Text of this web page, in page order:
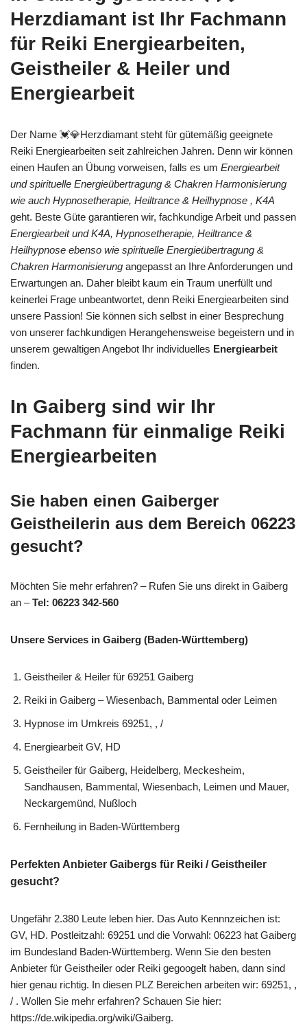
Herzdiamant ist Ihr Fachmann
für Reiki Energiearbeiten,
Geistheiler & Heiler und
Energiearbeit
Der Name 💓️💎Herzdiamant steht für gütemäßig geeignete
Reiki Energiearbeiten seit zahlreichen Jahren. Denn wir können
einen Haufen an Übung vorweisen, falls es um Energiearbeit
und spirituelle Energieübertragung & Chakren Harmonisierung
wie auch Hypnosetherapie, Heiltrance & Heilhypnose , K4A
geht. Beste Güte garantieren wir, fachkundige Arbeit und passen
Energiearbeit und K4A, Hypnosetherapie, Heiltrance &
Heilhypnose ebenso wie spirituelle Energieübertragung &
Chakren Harmonisierung angepasst an Ihre Anforderungen und
Erwartungen an. Daher bleibt kaum ein Traum unerfüllt und
keinerlei Frage unbeantwortet, denn Reiki Energiearbeiten sind
unsere Passion! Sie können sich selbst in einer Besprechung
von unserer fachkundigen Herangehensweise begeistern und in
unserem gewaltigen Angebot Ihr individuelles Energiearbeit
finden.
In Gaiberg sind wir Ihr
Fachmann für einmalige Reiki
Energiearbeiten
Sie haben einen Gaiberger
Geistheilerin aus dem Bereich 06223
gesucht?
Möchten Sie mehr erfahren? – Rufen Sie uns direkt in Gaiberg
an –Tel: 06223 342-560
Unsere Services in Gaiberg (Baden-Württemberg)
Geistheiler & Heiler für 69251 Gaiberg
Reiki in Gaiberg – Wiesenbach, Bammental oder Leimen
Hypnose im Umkreis 69251, , /
Energiearbeit GV, HD
Geistheiler für Gaiberg, Heidelberg, Meckesheim,
Sandhausen, Bammental, Wiesenbach, Leimen und Mauer,
Neckargemünd, Nußloch
Fernheilung in Baden-Württemberg
Perfekten Anbieter Gaibergs für Reiki / Geistheiler
gesucht?
Ungefähr 2.380 Leute leben hier. Das Auto Kennnzeichen ist:
GV, HD. Postleitzahl: 69251 und die Vorwahl: 06223 hat Gaiberg
im Bundesland Baden-Württemberg. Wenn Sie den besten
Anbieter für Geistheiler oder Reiki gegoogelt haben, dann sind
hier genau richtig. In diesen PLZ Bereichen arbeiten wir: 69251, ,
/ . Wollen Sie mehr erfahren? Schauen Sie hier:
https://de.wikipedia.org/wiki/Gaiberg.